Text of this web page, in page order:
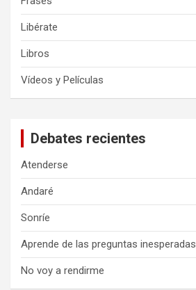
Libérate
Libros
Vídeos y Películas
Debates recientes
Atenderse
Andaré
Sonríe
Aprende de las preguntas inesperadas
No voy a rendirme